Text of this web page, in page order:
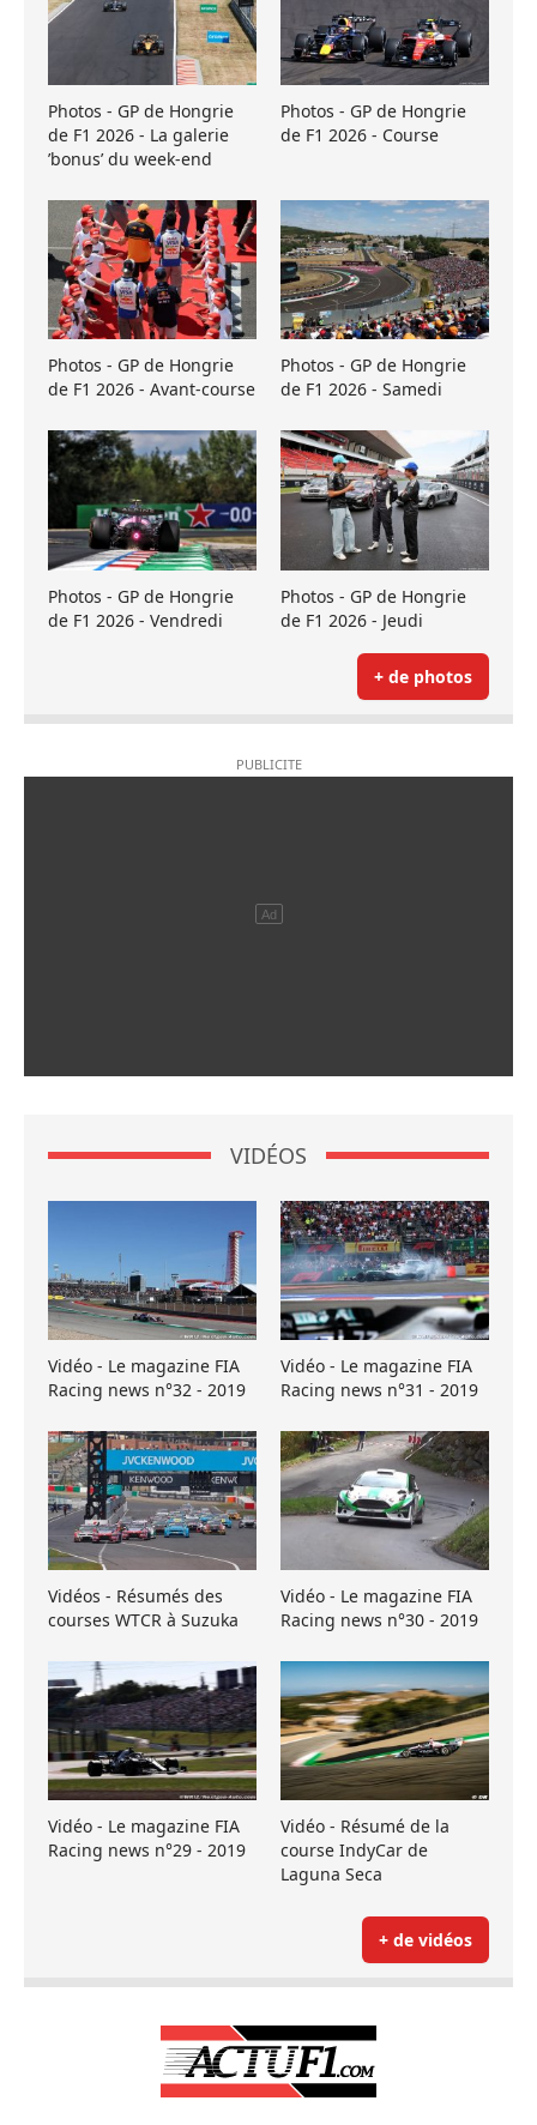
Photos - GP de Hongrie
de F1 2026 - La galerie
’bonus’ du week-end
Photos - GP de Hongrie
de F1 2026 - Course
Photos - GP de Hongrie
de F1 2026 - Avant-course
Photos - GP de Hongrie
de F1 2026 - Samedi
Photos - GP de Hongrie
de F1 2026 - Vendredi
Photos - GP de Hongrie
de F1 2026 - Jeudi
+ de photos
VIDÉOS
Vidéo - Le magazine FIA
Racing news n°32 - 2019
Vidéo - Le magazine FIA
Racing news n°31 - 2019
Vidéos - Résumés des
courses WTCR à Suzuka
Vidéo - Le magazine FIA
Racing news n°30 - 2019
Vidéo - Le magazine FIA
Racing news n°29 - 2019
Vidéo - Résumé de la
course IndyCar de
Laguna Seca
+ de vidéos